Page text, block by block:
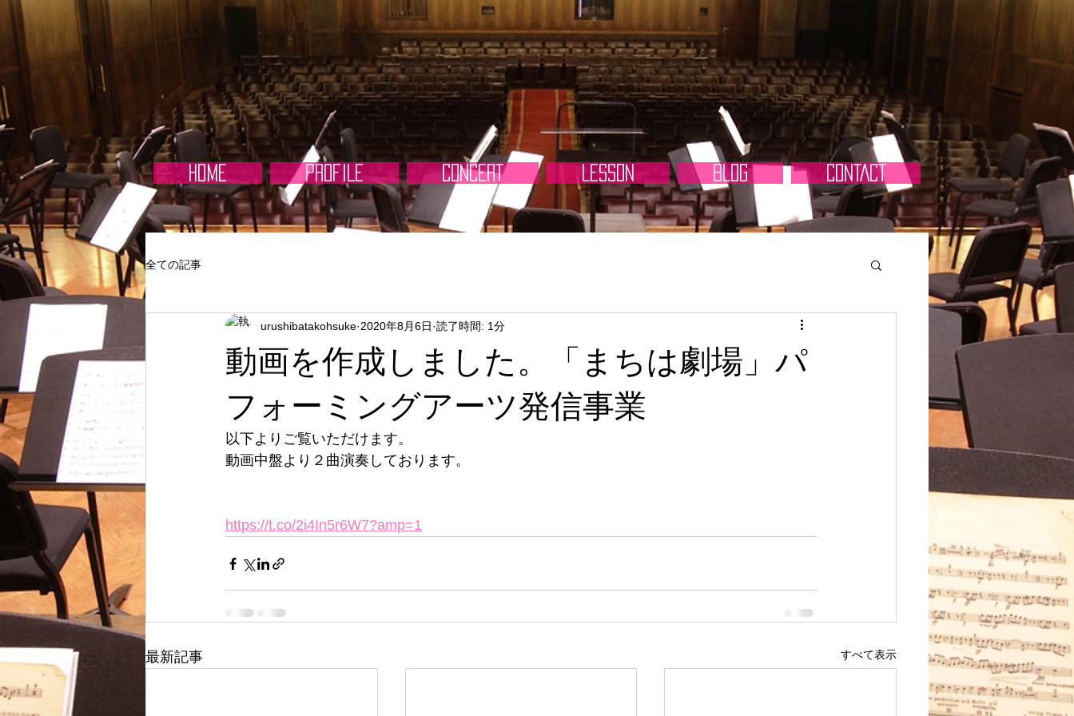
HOME PROFILE CONCERT LESSON BLOG CONTACT
全ての記事
動画を作成しました。「まちは劇場」パ
フォーミングアーツ発信事業
urushibatakohsuke 2020年8月6日 読了時間: 1分
以下よりご覧いただけます。
動画中盤より２曲演奏しております。
https://t.co/2i4In5r6W7?amp=1
最新記事 すべて表示